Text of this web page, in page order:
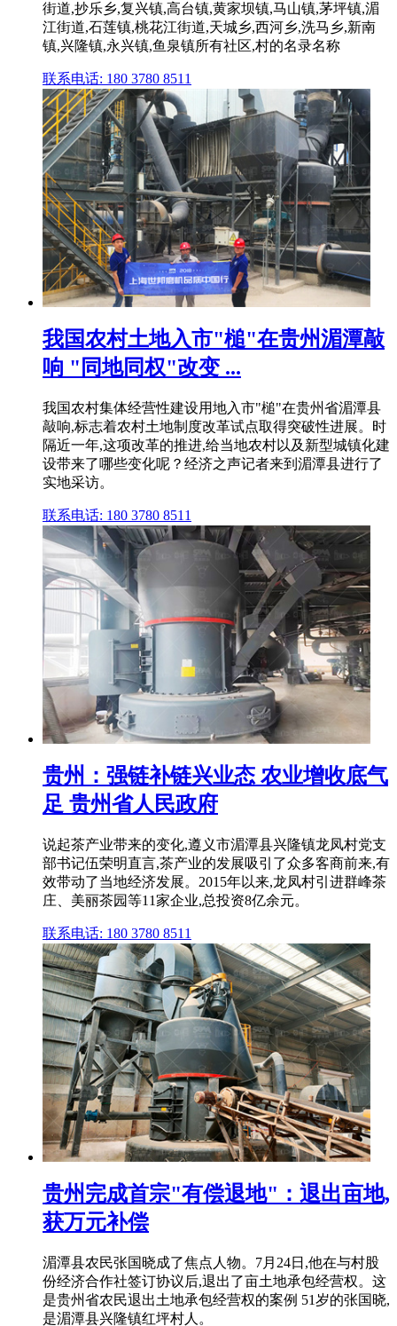
街道,抄乐乡,复兴镇,高台镇,黄家坝镇,马山镇,茅坪镇,湄
江街道,石莲镇,桃花江街道,天城乡,西河乡,洗马乡,新南
镇,兴隆镇,永兴镇,鱼泉镇所有社区,村的名录名称
联系电话: 180 3780 8511
我国农村土地入市"槌"在贵州湄潭敲
响 "同地同权"改变 ...
我国农村集体经营性建设用地入市"槌"在贵州省湄潭县
敲响,标志着农村土地制度改革试点取得突破性进展。时
隔近一年,这项改革的推进,给当地农村以及新型城镇化建
设带来了哪些变化呢？经济之声记者来到湄潭县进行了
实地采访。
联系电话: 180 3780 8511
贵州：强链补链兴业态 农业增收底气
足 贵州省人民政府
说起茶产业带来的变化,遵义市湄潭县兴隆镇龙凤村党支
部书记伍荣明直言,茶产业的发展吸引了众多客商前来,有
效带动了当地经济发展。2015年以来,龙凤村引进群峰茶
庄、美丽茶园等11家企业,总投资8亿余元。
联系电话: 180 3780 8511
贵州完成首宗"有偿退地"：退出亩地,
获万元补偿
湄潭县农民张国晓成了焦点人物。7月24日,他在与村股
份经济合作社签订协议后,退出了亩土地承包经营权。这
是贵州省农民退出土地承包经营权的案例 51岁的张国晓,
是湄潭县兴隆镇红坪村人。